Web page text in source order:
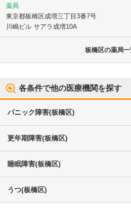
薬局
東京都板橋区成増三丁目3番7号
川嶋ビル サアラ成増10A
板橋区の薬局
各条件で他の医療機関を探す
パニック障害(板橋区)
更年期障害(板橋区)
睡眠障害(板橋区)
うつ(板橋区)